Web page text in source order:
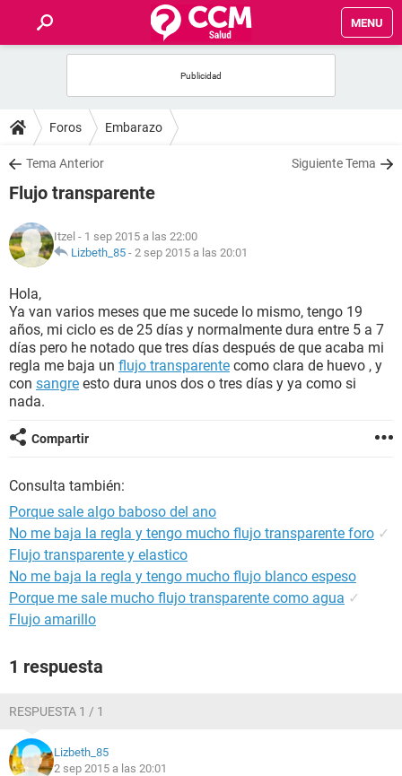
MENU
FOROS
SALUD
FAMILIA
NUTRICIÓN
BIENESTAR
SEXUALIDAD
GLOSARIO
Foros Embarazo
Tema Anterior Siguiente Tema
Flujo transparente
Itzel - 1 sep 2015 a las 22:00
Lizbeth_85 - 2 sep 2015 a las 20:01
Hola,
Ya van varios meses que me sucede lo mismo, tengo 19
años, mi ciclo es de 25 días y normalmente dura entre 5 a 7
días pero he notado que tres días después de que acaba mi
regla me baja un flujo transparente como clara de huevo , y
con sangre esto dura unos dos o tres días y ya como si
nada.
Compartir
Consulta también:
Porque sale algo baboso del ano
No me baja la regla y tengo mucho flujo transparente foro ✓
Flujo transparente y elastico
No me baja la regla y tengo mucho flujo blanco espeso
Porque me sale mucho flujo transparente como agua ✓
Flujo amarillo
1 respuesta
RESPUESTA 1 / 1
Lizbeth_85
2 sep 2015 a las 20:01